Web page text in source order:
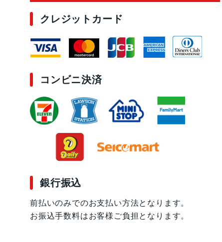
クレジットカード
コンビニ決済
銀行振込
前払いのみでのお支払い方法となります。
お振込手数料はお客様ご負担となります。